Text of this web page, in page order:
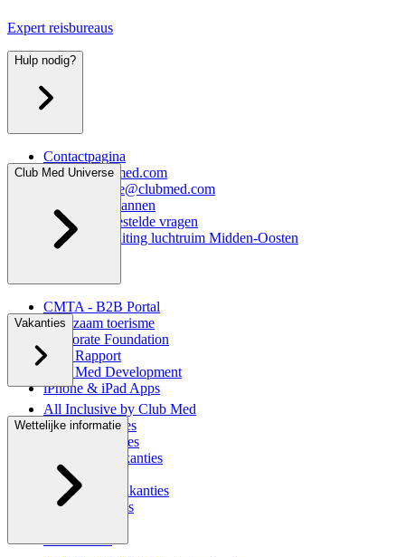
Expert reisbureaus
Hulp nodig?
Contactpagina
infonl@clubmed.com
klantenservice@clubmed.com
Afspraak inplannen
FAQ - Veelgestelde vragen
Informatie sluiting luchtruim Midden-Oosten
Club Med Universe
CMTA - B2B Portal
Duurzaam toerisme
Corporate Foundation
CSR Rapport
Club Med Development
iPhone & iPad Apps
Vakanties
All Inclusive by Club Med
Schoolvakanties
Familievakanties
Wintersportvakanties
Golfvakanties
Last Minute vakanties
Cruisevakanties
Wettelijke informatie